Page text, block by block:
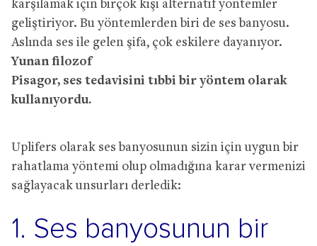
karşılamak için birçok kişi alternatif yöntemler
geliştiriyor. Bu yöntemlerden biri de ses banyosu.
Aslında ses ile gelen şifa, çok eskilere dayanıyor.
Yunan filozof
Pisagor, ses tedavisini tıbbi bir yöntem olarak
kullanıyordu.
Uplifers olarak ses banyosunun sizin için uygun bir
rahatlama yöntemi olup olmadığına karar vermenizi
sağlayacak unsurları derledik:
1. Ses banyosunun bir